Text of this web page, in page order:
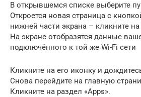
В открывшемся списке выберите
Откроется новая страница с
нижней части экрана – кликните на
На экране отобразятся данные
подключённого к той же Wi-Fi сети
Кликните на его иконку и
Снова перейдите на главную
Кликните на раздел «Apps».